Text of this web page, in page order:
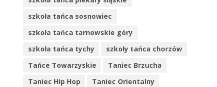
szkoła tańca sosnowiec
szkoła tańca tarnowskie góry
szkoła tańca tychy
szkoły tańca chorzów
Tańce Towarzyskie
Taniec Brzucha
Taniec Hip Hop
Taniec Orientalny